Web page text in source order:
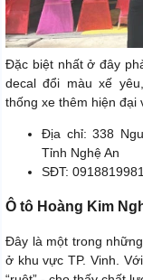
Đặc biệt nhất ở đây
decal đổi màu xế
thống xe thêm hiện đại
Địa chỉ: 338
Tỉnh Nghệ An
SĐT: 0918819981
Ô tô Hoàng Kim
Đây là một trong
ở khu vực TP. Vinh.